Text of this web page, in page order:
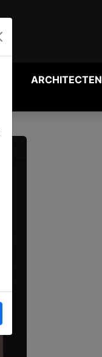
ARCHITECTEN